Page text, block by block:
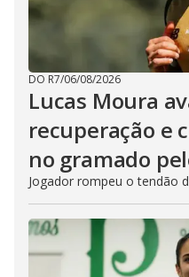
DO R7/06/08/2026
Lucas Moura
recuperação e
no gramado
Jogador rompeu o tendão